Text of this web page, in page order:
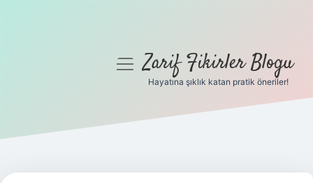
Gizlilik Politikası
Yasal Uyarı
menüyüZarif Fikirler Blogu
Hayatına şıklık katan pratik öneriler!